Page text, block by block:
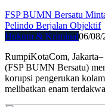
FSP BUMN Bersatu
Pelindo Berjalan Objektif
Hukum & Kriminal06/08/
RumpiKotaCom,
(FSP BUMN Bersatu)
korupsi pengerukan
melibatkan enam